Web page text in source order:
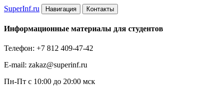
SuperInf.ru Навигация Контакты
Информационные материалы для студентов
Телефон: +7 812 409-47-42
E-mail: zakaz@superinf.ru
Пн-Пт с 10:00 до 20:00 мск